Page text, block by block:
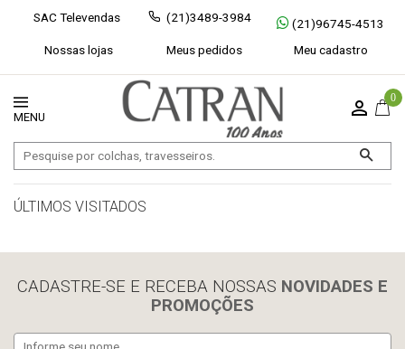
SAC Televendas (21)3489-3984
(21)96745-4513
Nossas lojas
Meus pedidos Meu cadastro
0
ÚLTIMOS VISITADOS
CADASTRE-SE E RECEBA NOSSAS NOVIDADES E
PROMOÇÕES